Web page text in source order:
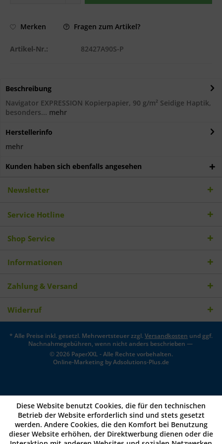
Merken Fragen zum Artikel?
Artikel-Nr.: 82427A90S-P
Beschreibung
Navigator EXPRESSION Kopierpapier, 90 g/m² Seidige Haptik,
besonders... mehr
Herstellerinfo
mehr
Kunden haben sich ebenfalls angesehen
Newsletter
Service Hotline
Shop Service
Informationen
Zahlung & Versand
Widerruf
* Alle Preise inkl. gesetzl. Mehrwertsteuer zzgl.Versandkosten und ggf.
Nachnahmegebühren, wenn nicht anders beschrieben —
© 2026 PaperXXL - Alle Rechte vorbehalten.
Online-Marketing byAdsolutions-Plus.de
Diese Website benutzt Cookies, die für den technischen
Betrieb der Website erforderlich sind und stets gesetzt
werden. Andere Cookies, die den Komfort bei Benutzung
dieser Website erhöhen, der Direktwerbung dienen oder die